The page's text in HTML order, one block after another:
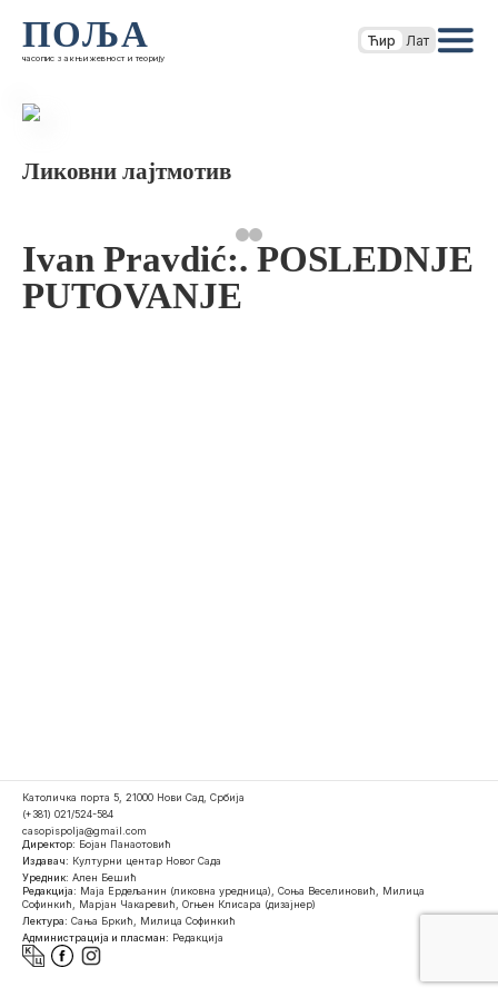
ПОЉА
часопис за књижевност и теорију
Ћир Лат
Ликовни лајтмотив
Ivan Pravdić:. POSLEDNJE
PUTOVANJE
Католичка порта 5, 21000 Нови Сад, Србија
(+381) 021/524-584
casopispolja@gmail.com
Директор: Бојан Панаотовић
Издавач: Културни центар Новог Сада
Уредник: Ален Бешић
Редакција: Маја Ердељанин (ликовна уредница), Соња Веселиновић, Милица
Софинкић, Марјан Чакаревић, Огњен Клисара (дизајнер)
Лектура: Сања Бркић, Милица Софинкић
Администрација и пласман: Редакција